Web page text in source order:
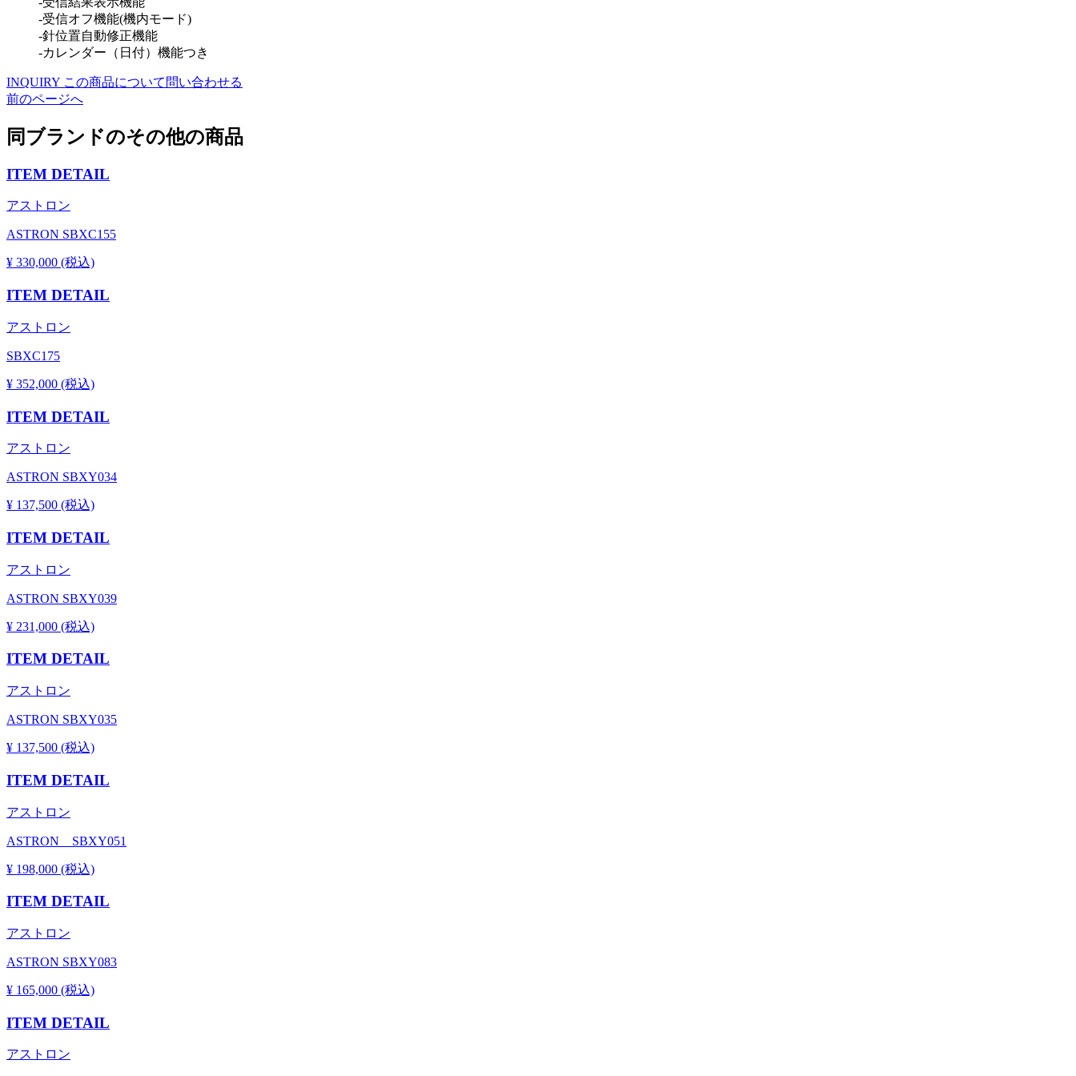
-受信オフ機能(機内モード)
-針位置自動修正機能
-カレンダー（日付）機能つき
INQUIRY この商品について問い合わせる
前のページへ
同ブランドのその他の商品
ITEM DETAIL
アストロン
ASTRON SBXC155
¥ 330,000 (税込)
ITEM DETAIL
アストロン
SBXC175
¥ 352,000 (税込)
ITEM DETAIL
アストロン
ASTRON SBXY034
¥ 137,500 (税込)
ITEM DETAIL
アストロン
ASTRON SBXY039
¥ 231,000 (税込)
ITEM DETAIL
アストロン
ASTRON SBXY035
¥ 137,500 (税込)
ITEM DETAIL
アストロン
ASTRON SBXY051
¥ 198,000 (税込)
ITEM DETAIL
アストロン
ASTRON SBXY083
¥ 165,000 (税込)
ITEM DETAIL
アストロン